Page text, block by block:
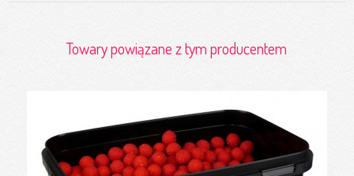
Towary powiązane z tym producentem